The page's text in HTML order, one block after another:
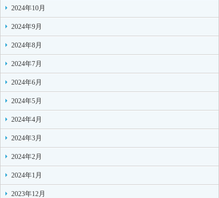
2024年10月
2024年9月
2024年8月
2024年7月
2024年6月
2024年5月
2024年4月
2024年3月
2024年2月
2024年1月
2023年12月